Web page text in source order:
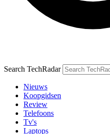
Search TechRadar
Nieuws
Koopgidsen
Review
Telefoons
Tv's
Laptops